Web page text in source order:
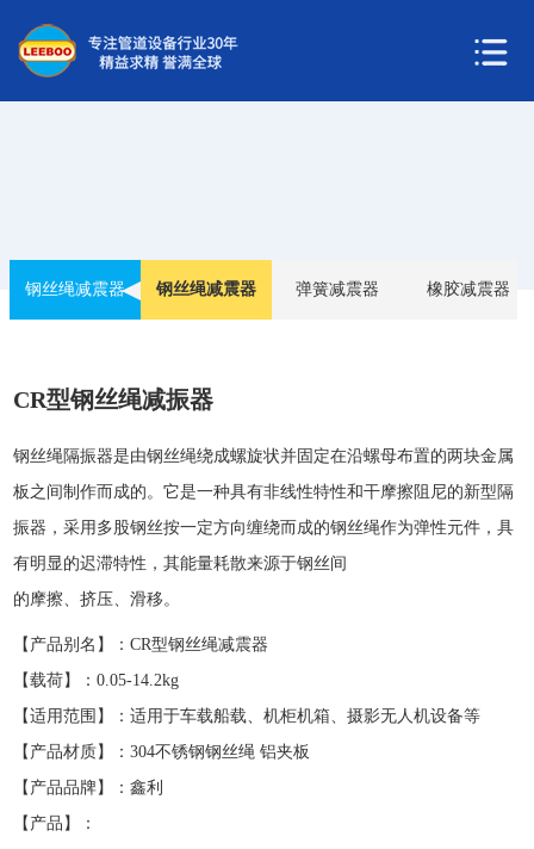
钢丝绳减震器 钢丝绳减震器 弹簧减震器 橡胶减震器
CR型钢丝绳减振器
钢丝绳隔振器是由钢丝绳绕成螺旋状并固定在沿螺母布置的两块金属
板之间制作而成的。它是一种具有非线性特性和干摩擦阻尼的新型隔
振器，采用多股钢丝按一定方向缠绕而成的钢丝绳作为弹性元件，具
有明显的迟滞特性，其能量耗散来源于钢丝间
的摩擦、挤压、滑移。
【产品别名】：CR型钢丝绳减震器
【载荷】：0.05-14.2kg
【适用范围】：适用于车载船载、机柜机箱、摄影无人机设备等
【产品材质】：304不锈钢钢丝绳 铝夹板
【产品品牌】：鑫利
【产品】：